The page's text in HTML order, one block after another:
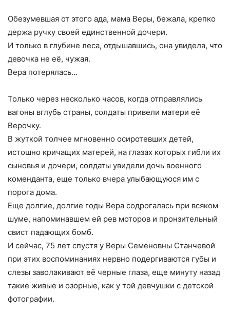
Обезумевшая от этого ада, мама Веры, бежала, крепко
держа ручку своей единственной дочери.
И только в глубине леса, отдышавшись, она увидела, что
девочка не её, чужая.
Вера потерялась…
Только через несколько часов, когда отправлялись
вагоны вглубь страны, солдаты привели матери её
Верочку.
В жуткой толчее мгновенно осиротевших детей,
истошно кричащих матерей, на глазах которых гибли их
сыновья и дочери, солдаты увидели дочь военного
коменданта, еще только вчера улыбающуюся им с
порога дома.
Еще долгие, долгие годы Вера содрогалась при всяком
шуме, напоминавшем ей рев моторов и пронзительный
свист падающих бомб.
И сейчас, 75 лет спустя у Веры Семеновны Станчевой
при этих воспоминаниях нервно подергиваются губы и
слезы заволакивают её черные глаза, еще минуту назад
такие живые и озорные, как у той девчушки с детской
фотографии.